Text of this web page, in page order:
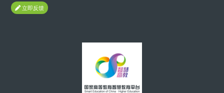
立即反馈